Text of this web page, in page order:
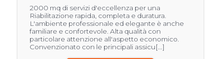
2000 mq di servizi d'eccellenza per una
Riabilitazione rapida, completa e duratura.
L'ambiente professionale ed elegante è anche
familiare e confortevole. Alta qualità con
particolare attenzione all'aspetto economico.
Convenzionato con le principali assicu[...]